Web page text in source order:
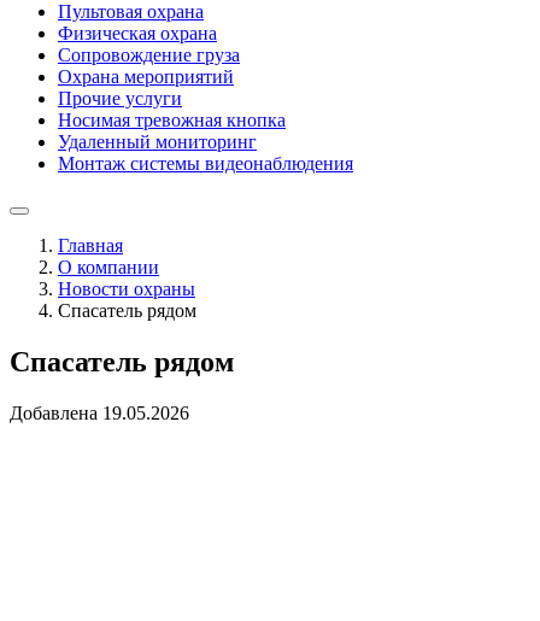
Пультовая охрана
Физическая охрана
Сопровождение груза
Охрана мероприятий
Прочие услуги
Носимая тревожная кнопка
Удаленный мониторинг
Монтаж системы видеонаблюдения
Главная
О компании
Новости охраны
Спасатель рядом
Спасатель рядом
Добавлена 19.05.2026